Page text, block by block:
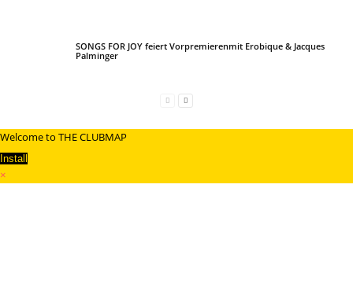
SONGS FOR JOY feiert Vorpremierenmit Erobique & Jacques
Palminger
Welcome to THE CLUBMAP
Install
×